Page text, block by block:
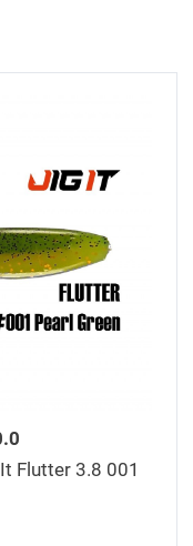
Flutter 3.8 001